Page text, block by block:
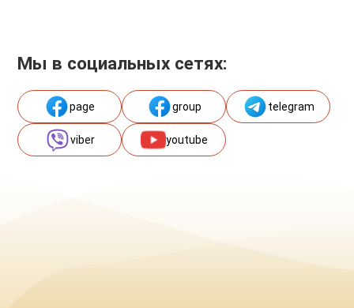
Мы в социальных сетях:
page group telegram
viber youtube